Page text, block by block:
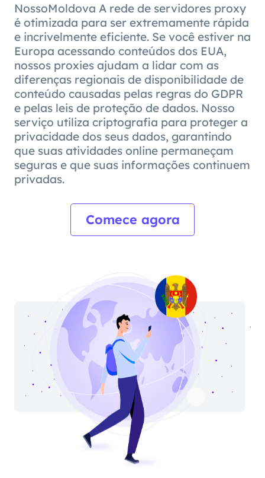
NossoMoldova A rede de servidores proxy
é otimizada para ser extremamente rápida
e incrivelmente eficiente. Se você estiver na
Europa acessando conteúdos dos EUA,
nossos proxies ajudam a lidar com as
diferenças regionais de disponibilidade de
conteúdo causadas pelas regras do GDPR
e pelas leis de proteção de dados. Nosso
serviço utiliza criptografia para proteger a
privacidade dos seus dados, garantindo
que suas atividades online permaneçam
seguras e que suas informações continuem
privadas.
Comece agora